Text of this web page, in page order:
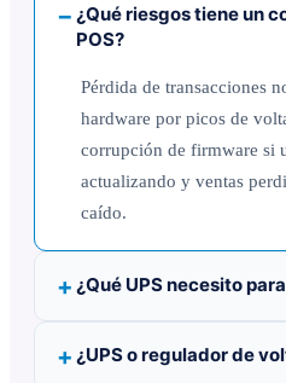
¿Qué riesgos tiene un
POS?
Pérdida de transacciones
hardware por picos de
corrupción de firmware si
actualizando y ventas
caído.
¿Qué UPS necesito
¿UPS o regulador de